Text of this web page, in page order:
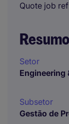
Quote job ref
Setor
Engineering
Subsetor
Gestão de